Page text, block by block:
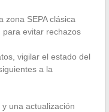
zona SEPA clásica
evitar rechazos
vigilar el estado del
a la
una actualización